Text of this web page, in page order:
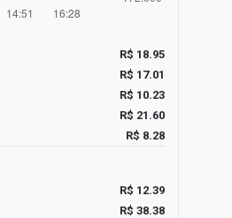
R$ 18.95
R$ 17.01
R$ 10.23
R$ 21.60
R$ 8.28
R$ 12.39
R$ 38.38